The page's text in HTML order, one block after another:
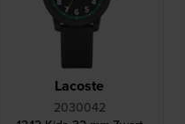
Lacoste
2030042